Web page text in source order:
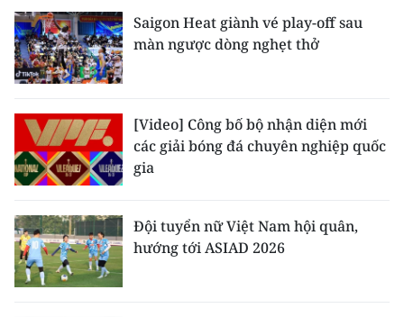
TIN ĐỊA PHƯƠNG
Trung du và miền núi phía Bắc
Đồng bằng sông Hồng
Bắc Trung Bộ
Nguyên
Đông Nam Bộ
Saigon Heat giành vé play-off sau
màn ngược dòng nghẹt thở
[Video] Công bố bộ nhận diện mới
các giải bóng đá chuyên nghiệp quốc
gia
Đội tuyển nữ Việt Nam hội quân,
hướng tới ASIAD 2026